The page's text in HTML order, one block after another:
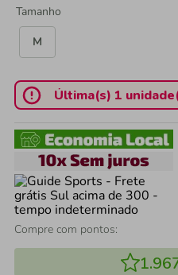
Tamanho
M
Última(s) 1
Compre com pontos: